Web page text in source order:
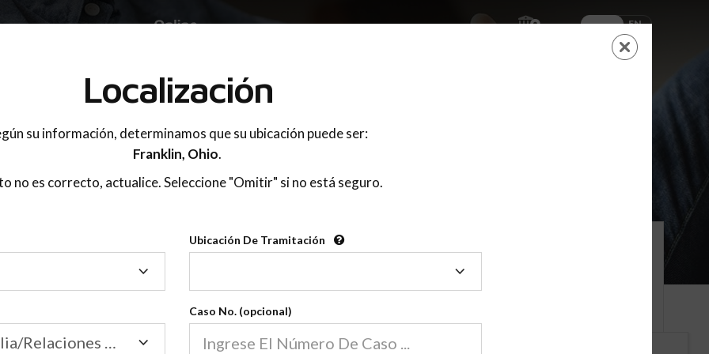
ES EN
LOGIN
Etapas De La Adaptación
Localización
su información, determinamos que su ubicación puede ser:
Franklin, Ohio.
no es correcto, actualice. Seleccione "Omitir" si no está seguro.
Ubicación De Tramitación
Tramitación
Tribunal de Familia/Relaciones Domésticas
Caso No. (opcional)